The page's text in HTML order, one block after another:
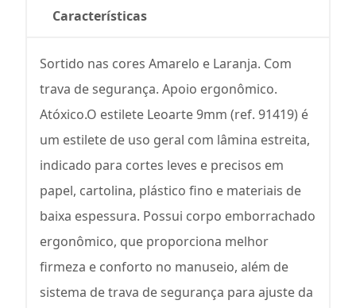
Características
Sortido nas cores Amarelo e Laranja. Com
trava de segurança. Apoio ergonômico.
Atóxico.O estilete Leoarte 9mm (ref. 91419) é
um estilete de uso geral com lâmina estreita,
indicado para cortes leves e precisos em
papel, cartolina, plástico fino e materiais de
baixa espessura. Possui corpo emborrachado
ergonômico, que proporciona melhor
firmeza e conforto no manuseio, além de
sistema de trava de segurança para ajuste da